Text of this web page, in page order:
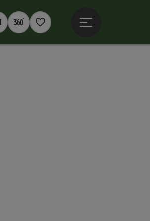
Karte
360° Panoramen
Merkzettel